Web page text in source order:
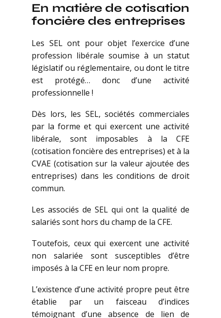
En matière de cotisation
foncière des entreprises
Les SEL ont pour objet l’exercice d’une
profession libérale soumise à un statut
législatif ou réglementaire, ou dont le titre
est protégé… donc d’une activité
professionnelle !
Dès lors, les SEL, sociétés commerciales
par la forme et qui exercent une activité
libérale, sont imposables à la CFE
(cotisation foncière des entreprises) et à la
CVAE (cotisation sur la valeur ajoutée des
entreprises) dans les conditions de droit
commun.
Les associés de SEL qui ont la qualité de
salariés sont hors du champ de la CFE.
Toutefois, ceux qui exercent une activité
non salariée sont susceptibles d’être
imposés à la CFE en leur nom propre.
L’existence d’une activité propre peut être
établie par un faisceau d’indices
témoignant d’une absence de lien de